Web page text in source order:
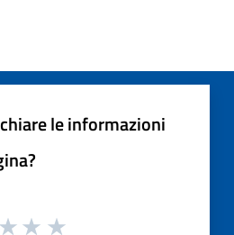
le informazioni